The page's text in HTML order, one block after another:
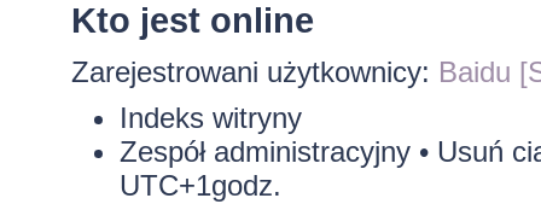
Kto jest online
Zarejestrowani użytkownicy: Baidu
Indeks witryny
Zespół administracyjny• Usuń
UTC+1godz.